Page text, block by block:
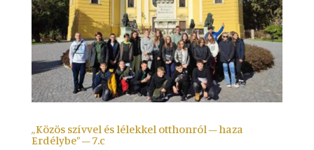
„Közös szívvel és lélekkel otthonról – haza
Erdélybe” – 7.c